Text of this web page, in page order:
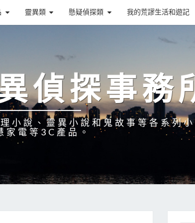
靈異類 懸疑偵探類 我的荒謬生活和遊記
偵探事務
說、靈異小說和鬼故事等各系列
家電等3C產品。